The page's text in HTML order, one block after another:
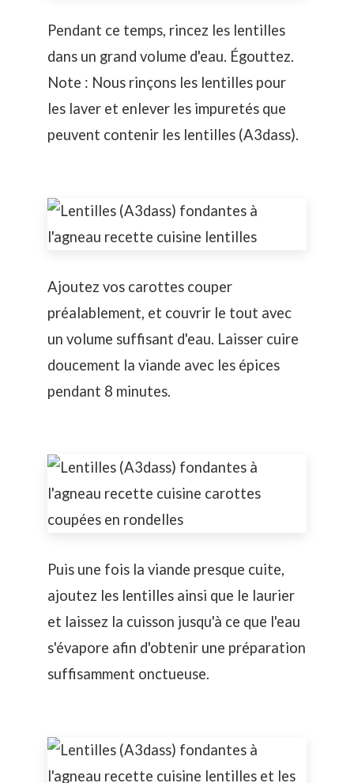
Pendant ce temps, rincez les lentilles
dans un grand volume d'eau. Égouttez.
Note : Nous rinçons les lentilles pour
les laver et enlever les impuretés que
peuvent contenir les lentilles (A3dass).
Ajoutez vos carottes couper
préalablement, et couvrir le tout avec
un volume suffisant d'eau. Laisser cuire
doucement la viande avec les épices
pendant 8 minutes.
Puis une fois la viande presque cuite,
ajoutez les lentilles ainsi que le laurier
et laissez la cuisson jusqu'à ce que l'eau
s'évapore afin d'obtenir une préparation
suffisamment onctueuse.